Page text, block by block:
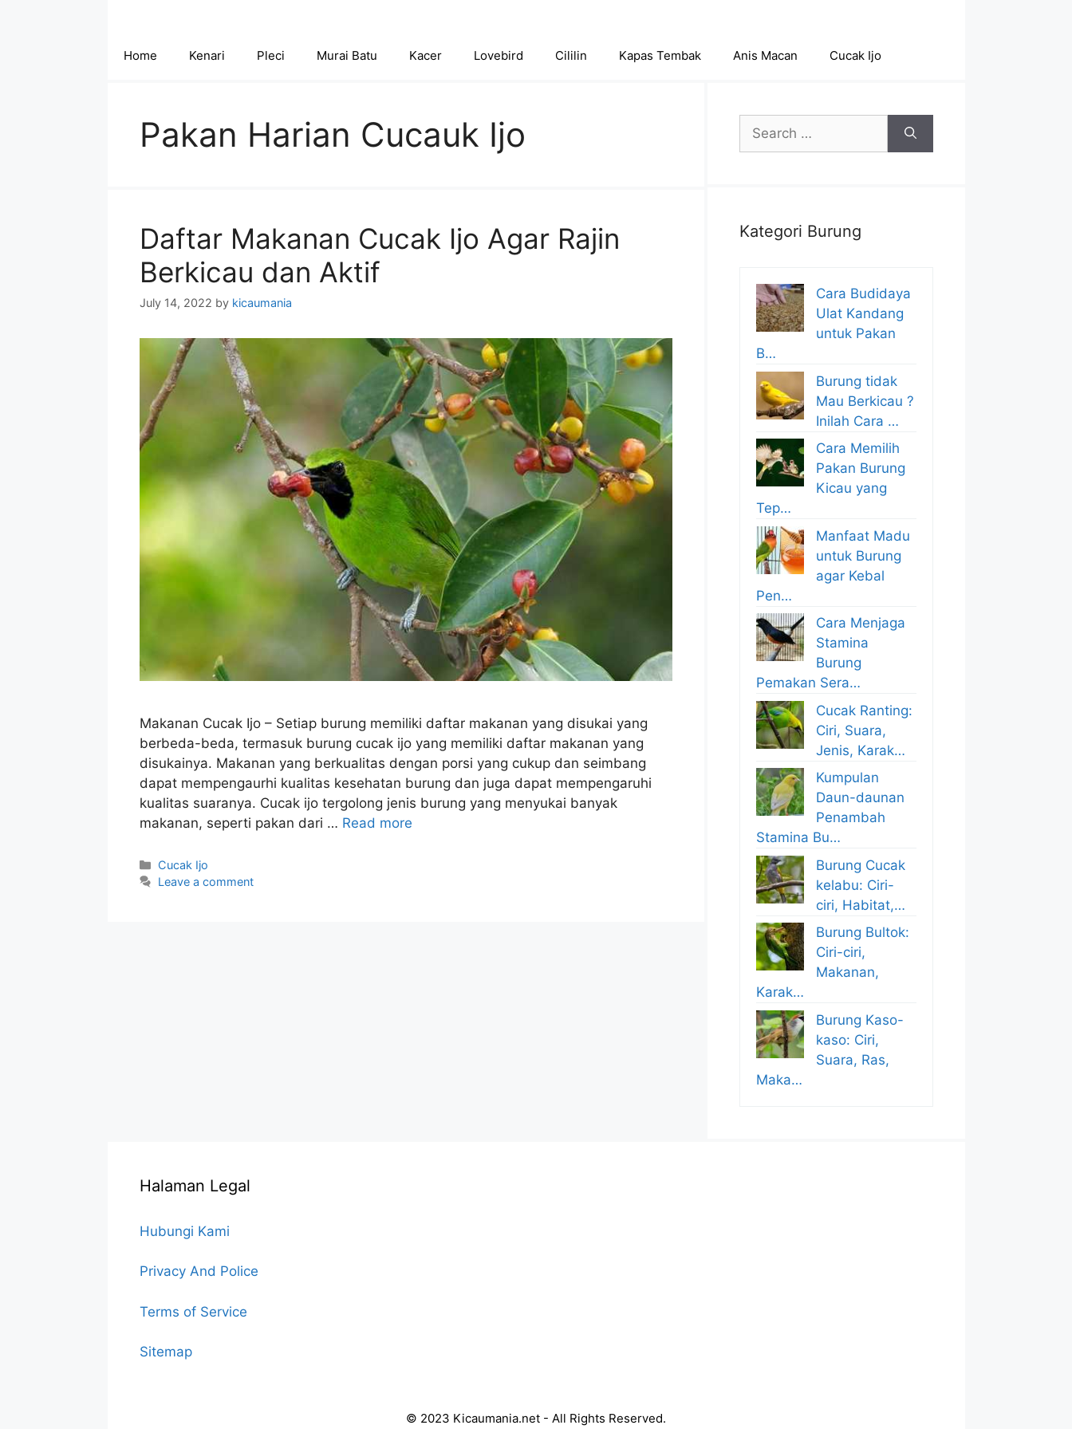
Home Kenari Pleci Murai Batu Kacer Lovebird Cililin Kapas Tembak Anis Macan Cucak Ijo
Pakan Harian Cucauk Ijo
Daftar Makanan Cucak Ijo Agar Rajin
Berkicau dan Aktif
July 14, 2022 by kicaumania
Makanan Cucak Ijo – Setiap burung memiliki daftar makanan yang disukai yang
berbeda-beda, termasuk burung cucak ijo yang memiliki daftar makanan yang
disukainya. Makanan yang berkualitas dengan porsi yang cukup dan seimbang
dapat mempengaurhi kualitas kesehatan burung dan juga dapat mempengaruhi
kualitas suaranya. Cucak ijo tergolong jenis burung yang menyukai banyak
makanan, seperti pakan dari … Read more
Categories
Cucak Ijo
Leave a comment
Search
for:
Kategori Burung
Cara Budidaya
Ulat Kandang
untuk Pakan
B…
Burung tidak
Mau Berkicau ?
Inilah Cara …
Cara Memilih
Pakan Burung
Kicau yang
Tep…
Manfaat Madu
untuk Burung
agar Kebal
Pen…
Cara Menjaga
Stamina
Burung
Pemakan Sera…
Cucak Ranting:
Ciri, Suara,
Jenis, Karak…
Kumpulan
Daun-daunan
Penambah
Stamina Bu…
Burung Cucak
kelabu: Ciri-
ciri, Habitat,…
Burung Bultok:
Ciri-ciri,
Makanan,
Karak…
Burung Kaso-
kaso: Ciri,
Suara, Ras,
Maka…
Halaman Legal
Hubungi Kami
Privacy And Police
Terms of Service
Sitemap
© 2023 Kicaumania.net - All Rights Reserved.